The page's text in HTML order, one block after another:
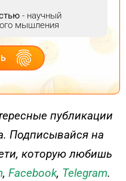
- научный
мышления
публикации
Подписывайся на
которую любишь
, Facebook, Telegram.